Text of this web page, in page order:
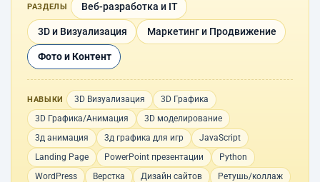
РАЗДЕЛЫ Веб-разработка и IT
3D и Визуализация Маркетинг и Продвижение
Фото и Контент
НАВЫКИ 3D Визуализация
3D Графика
3D Графика/Анимация
3D моделирование
3д анимация
3д графика для игр
JavaScript
Landing Page
PowerPoint презентации
Python
WordPress
Верстка Дизайн сайтов
Ретушь/коллаж